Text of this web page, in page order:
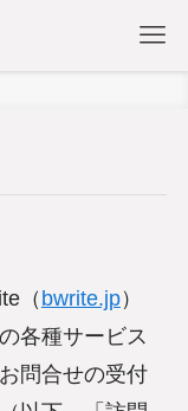
（ bwrite.jp）
各種サービス
問合せの受付